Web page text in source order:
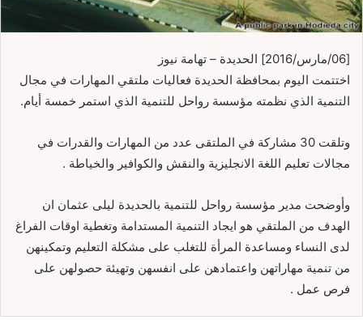
[06/مارس/2016] الحديدة – تهامة نيوز
اختتمت اليوم بمحافظة الحديدة فعاليات ملتقي المهارات في مجال
التنمية الذي نظمته مؤسسة رواحل للتنمية الذي استمر خمسة أيام.
وتلقت 30 مشاركة في الملتقى عدد من المهارات والقدرات في
مجالات تعليم اللغة الانجليزية والنقش والكوافير والخياطة .
وأوضحت مدير مؤسسة رواحل للتنمية بالحديدة ليلى عثمان ان
الهدف من الملتقي هو ايجاد التنمية المستدامة وتغطية اوقات الفراغ
لدى النساء ومساعدة المرأة للتغلب على مشكلة التعليم وتمكينهن
من تنمية مهاراتهن واعتمادهن على انفسهن وتهيئة حصولهن على
فرص عمل .